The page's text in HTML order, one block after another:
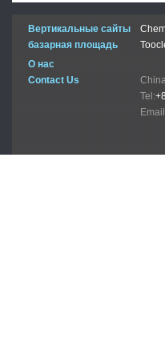
Вертикальные сайты
базарная площадь
О нас
Contact Us
Tel: